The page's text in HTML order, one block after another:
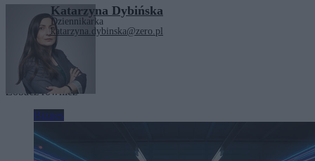
Katarzyna Dybińska
Dziennikarka
katarzyna.dybinska@zero.pl
Tagi:
Zobacz również
Biznes